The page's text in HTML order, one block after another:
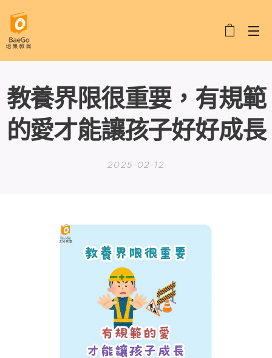
教養界限很重要，有規範
的愛才能讓孩子好好成長
2025-02-12